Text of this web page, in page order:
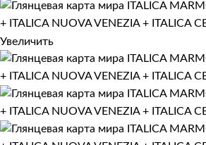
Увеличить